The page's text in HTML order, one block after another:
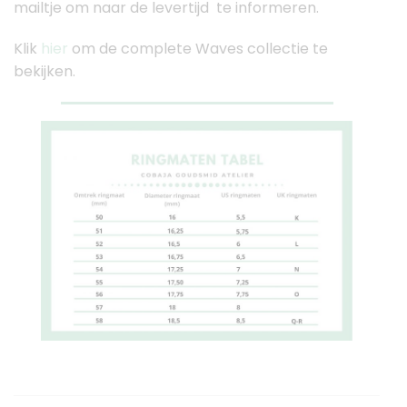
mailtje om naar de levertijd te informeren.
Klik hier om de complete Waves collectie te
bekijken.